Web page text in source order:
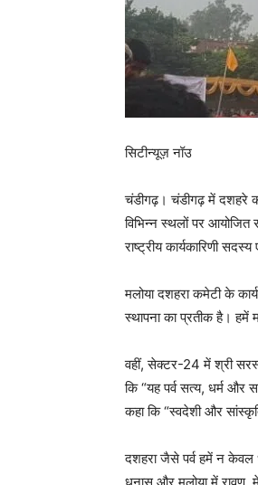
सिटीन्यूज़ नॉउ
चंडीगढ़। चंडीगढ़ में दशहरे
विभिन्न स्थलों पर आयोजित
राष्ट्रीय कार्यकारिणी
मलोया दशहरा कमेटी के
स्थापना का प्रतीक है। हमें
वहीं, सेक्टर-24 में श्री
कि “यह पर्व सत्य, धर्म और
कहा कि “स्वदेशी और
दशहरा जैसे पर्व हमें न केवल